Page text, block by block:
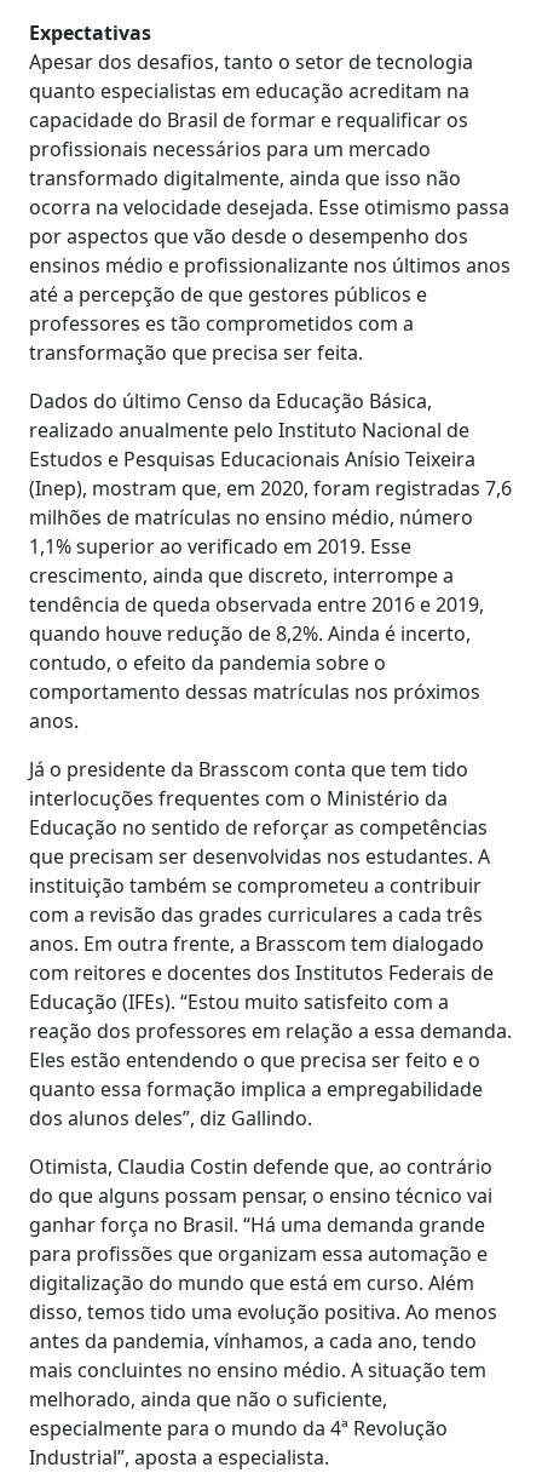
Expectativas
Apesar dos desafios, tanto o setor de tecnologia
quanto especialistas em educação acreditam na
capacidade do Brasil de formar e requalificar os
profissionais necessários para um mercado
transformado digitalmente, ainda que isso não
ocorra na velocidade desejada. Esse otimismo passa
por aspectos que vão desde o desempenho dos
ensinos médio e profissionalizante nos últimos anos
até a percepção de que gestores públicos e
professores es tão comprometidos com a
transformação que precisa ser feita.
Dados do último Censo da Educação Básica,
realizado anualmente pelo Instituto Nacional de
Estudos e Pesquisas Educacionais Anísio Teixeira
(Inep), mostram que, em 2020, foram registradas 7,6
milhões de matrículas no ensino médio, número
1,1% superior ao verificado em 2019. Esse
crescimento, ainda que discreto, interrompe a
tendência de queda observada entre 2016 e 2019,
quando houve redução de 8,2%. Ainda é incerto,
contudo, o efeito da pandemia sobre o
comportamento dessas matrículas nos próximos
anos.
Já o presidente da Brasscom conta que tem tido
interlocuções frequentes com o Ministério da
Educação no sentido de reforçar as competências
que precisam ser desenvolvidas nos estudantes. A
instituição também se comprometeu a contribuir
com a revisão das grades curriculares a cada três
anos. Em outra frente, a Brasscom tem dialogado
com reitores e docentes dos Institutos Federais de
Educação (IFEs). “Estou muito satisfeito com a
reação dos professores em relação a essa demanda.
Eles estão entendendo o que precisa ser feito e o
quanto essa formação implica a empregabilidade
dos alunos deles”, diz Gallindo.
Otimista, Claudia Costin defende que, ao contrário
do que alguns possam pensar, o ensino técnico vai
ganhar força no Brasil. “Há uma demanda grande
para profissões que organizam essa automação e
digitalização do mundo que está em curso. Além
disso, temos tido uma evolução positiva. Ao menos
antes da pandemia, vínhamos, a cada ano, tendo
mais concluintes no ensino médio. A situação tem
melhorado, ainda que não o suficiente,
especialmente para o mundo da 4ª Revolução
Industrial”, aposta a especialista.